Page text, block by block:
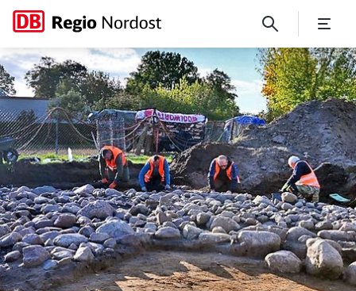
Gräberfelder geben